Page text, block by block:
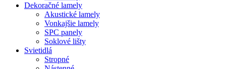
Dekoračné lamely
Akustické lamely
Vonkajšie lamely
SPC panely
Soklové lišty
Svietidlá
Stropné